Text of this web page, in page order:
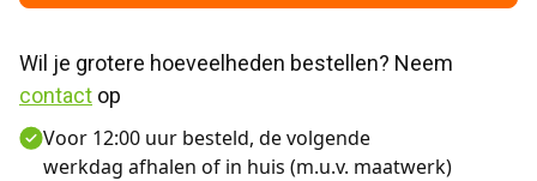
contact op
Voor 12:00 uur besteld, de volgende
werkdag afhalen of in huis (m.u.v. maatwerk)